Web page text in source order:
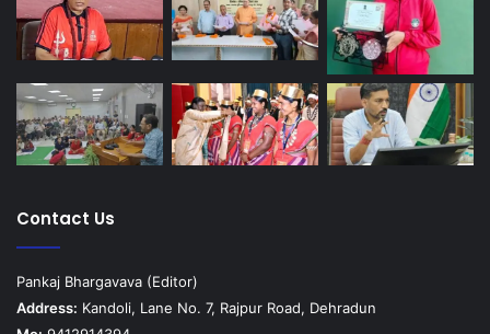
Contact Us
Pankaj Bhargavava (Editor)
Address: Kandoli, Lane No. 7, Rajpur Road, Dehradun